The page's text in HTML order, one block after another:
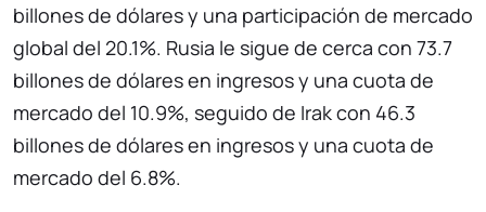
billones de dólares y una participación de mercado
global del 20.1%. Rusia le sigue de cerca con 73.7
billones de dólares en ingresos y una cuota de
mercado del 10.9%, seguido de Irak con 46.3
billones de dólares en ingresos y una cuota de
mercado del 6.8%.